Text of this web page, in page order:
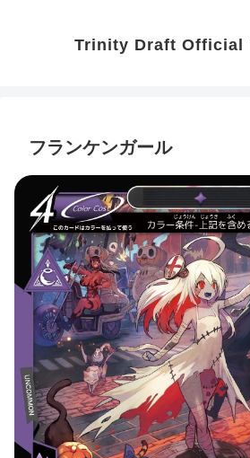
Trinity Draft Official
フランケンガール